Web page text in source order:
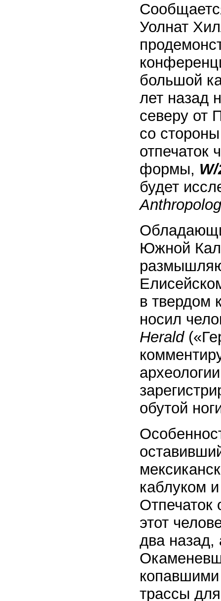
Уолнат
большой
лет назад
северу от
со
отпечаток
формы,
будет
Южной
в твердом
носил
Herald
обутой
каблуком
Отпечаток
этот
два назад,
трассы